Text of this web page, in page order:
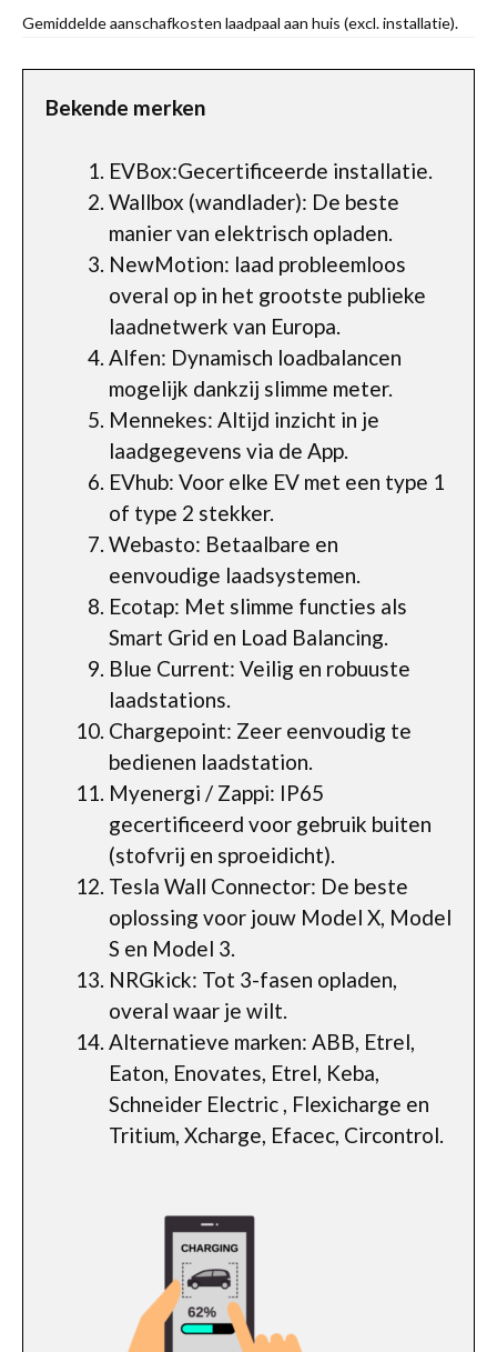
Gemiddelde aanschafkosten laadpaal aan huis (excl. installatie).
Bekende merken
EVBox:Gecertificeerde installatie.
Wallbox (wandlader): De beste
manier van elektrisch opladen.
NewMotion: laad probleemloos
overal op in het grootste publieke
laadnetwerk van Europa.
Alfen: Dynamisch loadbalancen
mogelijk dankzij slimme meter.
Mennekes: Altijd inzicht in je
laadgegevens via de App.
EVhub: Voor elke EV met een type 1
of type 2 stekker.
Webasto: Betaalbare en
eenvoudige laadsystemen.
Ecotap: Met slimme functies als
Smart Grid en Load Balancing.
Blue Current: Veilig en robuuste
laadstations.
Chargepoint: Zeer eenvoudig te
bedienen laadstation.
Myenergi / Zappi: IP65
gecertificeerd voor gebruik buiten
(stofvrij en sproeidicht).
Tesla Wall Connector: De beste
oplossing voor jouw Model X, Model
S en Model 3.
NRGkick: Tot 3-fasen opladen,
overal waar je wilt.
Alternatieve marken: ABB, Etrel,
Eaton, Enovates, Etrel, Keba,
Schneider Electric , Flexicharge en
Tritium, Xcharge, Efacec, Circontrol.